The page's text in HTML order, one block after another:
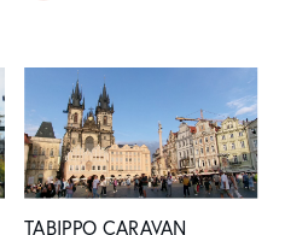
TABIPPO CARAVAN